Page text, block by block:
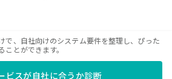
で、自社向けのシステム要件を整理し、ぴった
ことができます。
ビスが自社に合うか診断